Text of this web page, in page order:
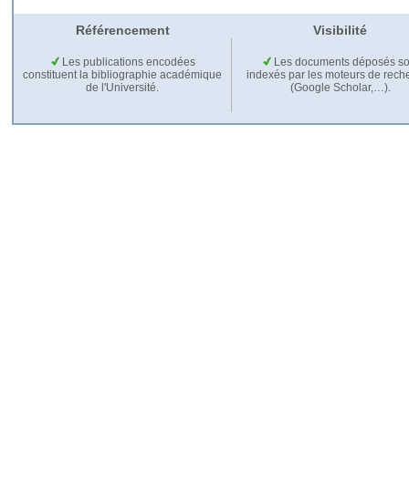
Référencement Visibilité
Les publications encodées
constituent la bibliographie académique
de l'Université.
Les documents déposés
indexés par les moteurs de
(Google Scholar,…).